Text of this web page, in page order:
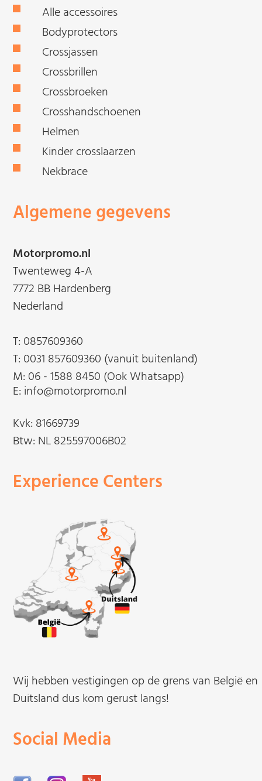
Alle accessoires
Bodyprotectors
Crossjassen
Crossbrillen
Crossbroeken
Crosshandschoenen
Helmen
Kinder crosslaarzen
Nekbrace
Algemene gegevens
Motorpromo.nl
Twenteweg 4-A
7772 BB Hardenberg
Nederland
T: 0857609360
T: 0031 857609360 (vanuit buitenland)
M: 06 - 1588 8450 (Ook Whatsapp)
E: info@motorpromo.nl
Kvk: 81669739
Btw: NL 825597006B02
Experience Centers
Wij hebben vestigingen op de grens van België en
Duitsland dus kom gerust langs!
Social Media